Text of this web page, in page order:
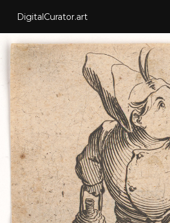
DigitalCurator.art